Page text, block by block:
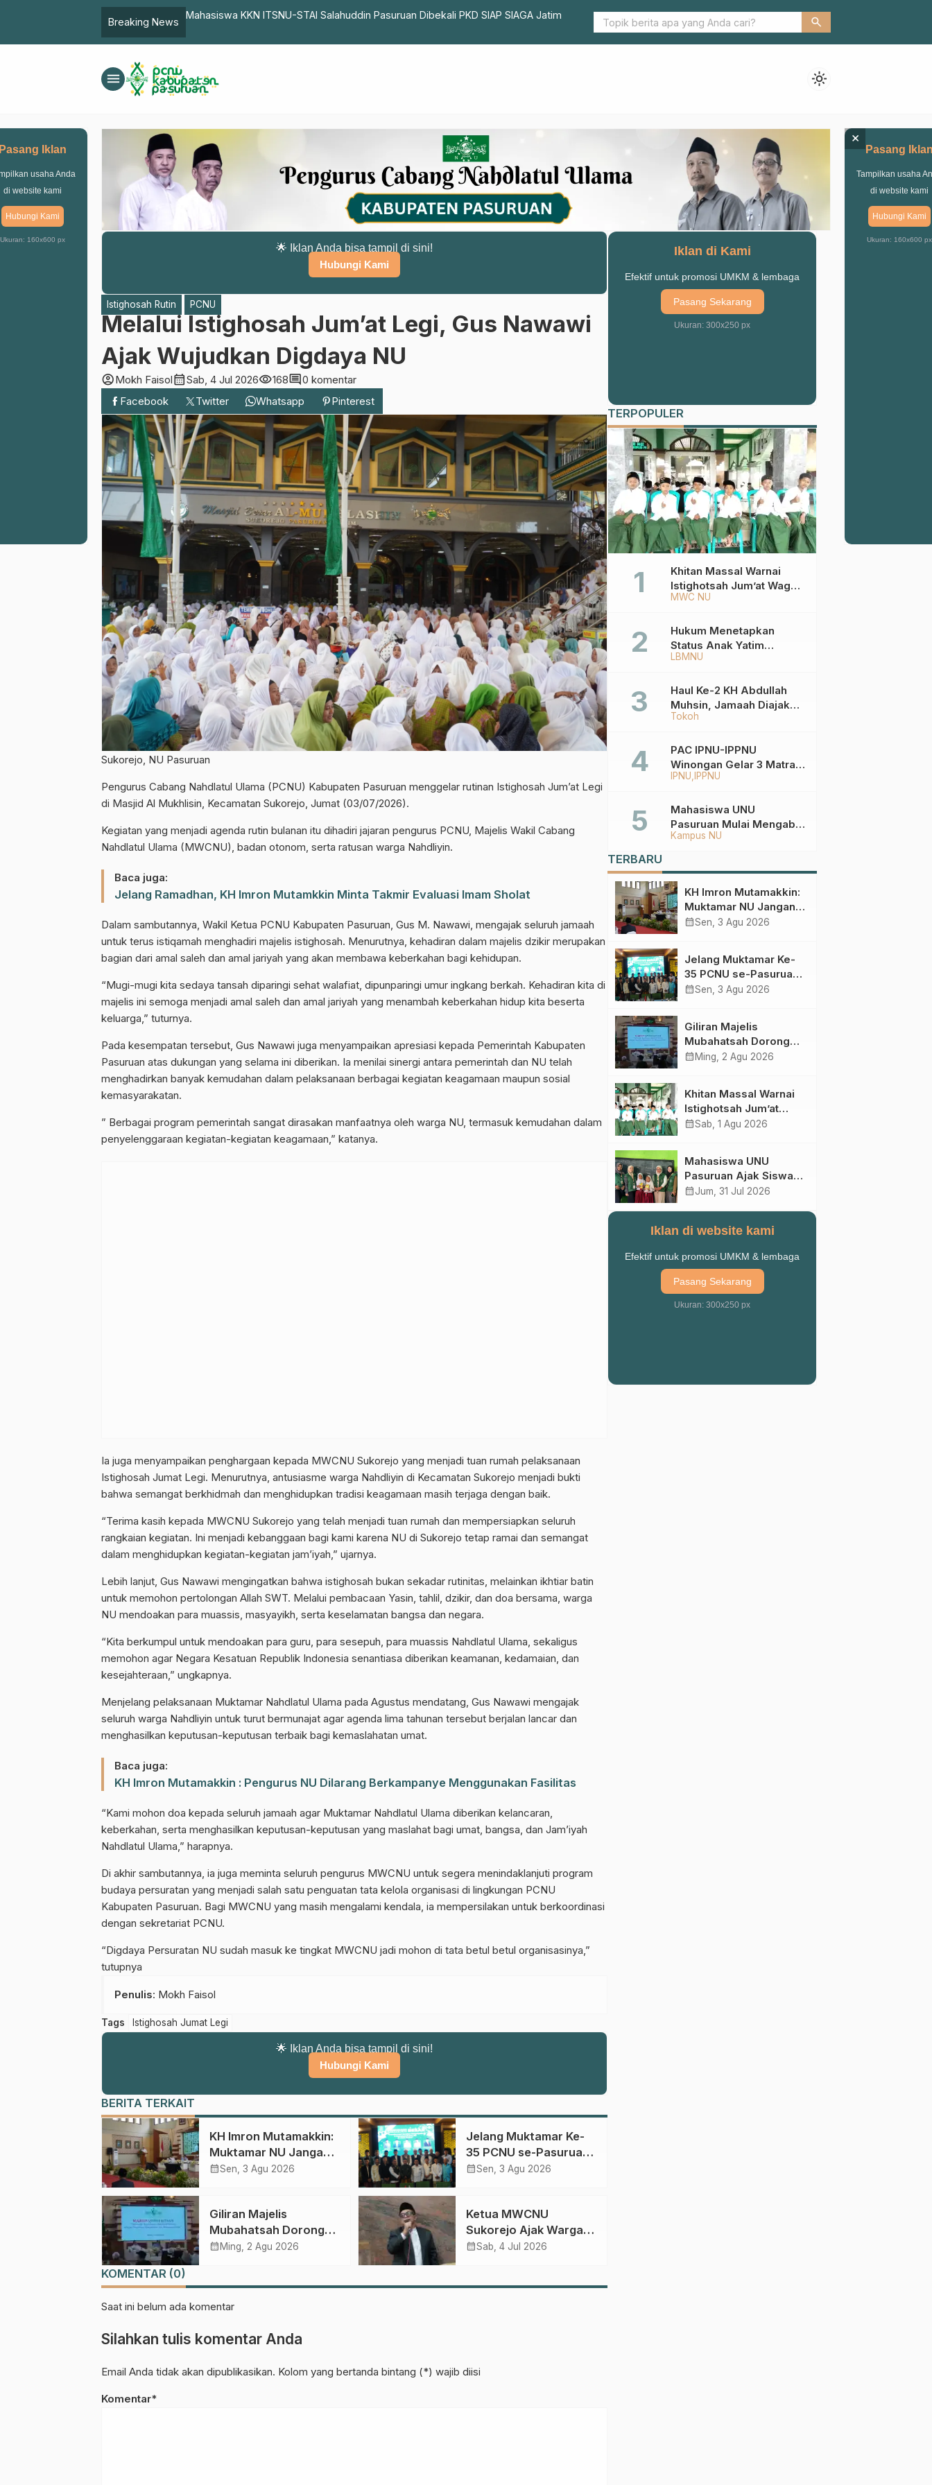
Breaking News
Mahasiswa KKN ITSNU-STAI Salahuddin Pasuruan Dibekali PKD SIAP SIAGA Jatim Pendataan Aset NU, LWPNU Pasuruan Gelar MoU Hingga Pendirian LWP
search
menu light_mode
🌟 Iklan Anda bisa tampil di sini!
Hubungi Kami
Istighosah Rutin PCNU
Melalui Istighosah Jum’at Legi, Gus Nawawi
Ajak Wujudkan Digdaya NU
account_circleMokh Faisolcalendar_monthSab, 4 Jul 2026visibility168comment0 komentar
Facebook
Twitter Whatsapp Pinterest
Sukorejo, NU Pasuruan
Pengurus Cabang Nahdlatul Ulama (PCNU) Kabupaten Pasuruan menggelar rutinan Istighosah Jum’at Legi
di Masjid Al Mukhlisin, Kecamatan Sukorejo, Jumat (03/07/2026).
Kegiatan yang menjadi agenda rutin bulanan itu dihadiri jajaran pengurus PCNU, Majelis Wakil Cabang
Nahdlatul Ulama (MWCNU), badan otonom, serta ratusan warga Nahdliyin.
Baca juga:
Jelang Ramadhan, KH Imron Mutamkkin Minta Takmir Evaluasi Imam Sholat
Dalam sambutannya, Wakil Ketua PCNU Kabupaten Pasuruan, Gus M. Nawawi, mengajak seluruh jamaah
untuk terus istiqamah menghadiri majelis istighosah. Menurutnya, kehadiran dalam majelis dzikir merupakan
bagian dari amal saleh dan amal jariyah yang akan membawa keberkahan bagi kehidupan.
“Mugi-mugi kita sedaya tansah diparingi sehat walafiat, dipunparingi umur ingkang berkah. Kehadiran kita di
majelis ini semoga menjadi amal saleh dan amal jariyah yang menambah keberkahan hidup kita beserta
keluarga,” tuturnya.
Pada kesempatan tersebut, Gus Nawawi juga menyampaikan apresiasi kepada Pemerintah Kabupaten
Pasuruan atas dukungan yang selama ini diberikan. Ia menilai sinergi antara pemerintah dan NU telah
menghadirkan banyak kemudahan dalam pelaksanaan berbagai kegiatan keagamaan maupun sosial
kemasyarakatan.
” Berbagai program pemerintah sangat dirasakan manfaatnya oleh warga NU, termasuk kemudahan dalam
penyelenggaraan kegiatan-kegiatan keagamaan,” katanya.
Gabung Channel WhatsApp NU Pasuruan
Dapatkan info kegiatan, kajian, dan berita terbaru langsung dari sumber resmi NU Pasuruan.
Join Sekarang
Ia juga menyampaikan penghargaan kepada MWCNU Sukorejo yang menjadi tuan rumah pelaksanaan
Istighosah Jumat Legi. Menurutnya, antusiasme warga Nahdliyin di Kecamatan Sukorejo menjadi bukti
bahwa semangat berkhidmah dan menghidupkan tradisi keagamaan masih terjaga dengan baik.
“Terima kasih kepada MWCNU Sukorejo yang telah menjadi tuan rumah dan mempersiapkan seluruh
rangkaian kegiatan. Ini menjadi kebanggaan bagi kami karena NU di Sukorejo tetap ramai dan semangat
dalam menghidupkan kegiatan-kegiatan jam’iyah,” ujarnya.
Lebih lanjut, Gus Nawawi mengingatkan bahwa istighosah bukan sekadar rutinitas, melainkan ikhtiar batin
untuk memohon pertolongan Allah SWT. Melalui pembacaan Yasin, tahlil, dzikir, dan doa bersama, warga
NU mendoakan para muassis, masyayikh, serta keselamatan bangsa dan negara.
“Kita berkumpul untuk mendoakan para guru, para sesepuh, para muassis Nahdlatul Ulama, sekaligus
memohon agar Negara Kesatuan Republik Indonesia senantiasa diberikan keamanan, kedamaian, dan
kesejahteraan,” ungkapnya.
Menjelang pelaksanaan Muktamar Nahdlatul Ulama pada Agustus mendatang, Gus Nawawi mengajak
seluruh warga Nahdliyin untuk turut bermunajat agar agenda lima tahunan tersebut berjalan lancar dan
menghasilkan keputusan-keputusan terbaik bagi kemaslahatan umat.
Baca juga:
KH Imron Mutamakkin : Pengurus NU Dilarang Berkampanye Menggunakan Fasilitas
“Kami mohon doa kepada seluruh jamaah agar Muktamar Nahdlatul Ulama diberikan kelancaran,
keberkahan, serta menghasilkan keputusan-keputusan yang maslahat bagi umat, bangsa, dan Jam’iyah
Nahdlatul Ulama,” harapnya.
Di akhir sambutannya, ia juga meminta seluruh pengurus MWCNU untuk segera menindaklanjuti program
budaya persuratan yang menjadi salah satu penguatan tata kelola organisasi di lingkungan PCNU
Kabupaten Pasuruan. Bagi MWCNU yang masih mengalami kendala, ia mempersilakan untuk berkoordinasi
dengan sekretariat PCNU.
“Digdaya Persuratan NU sudah masuk ke tingkat MWCNU jadi mohon di tata betul betul organisasinya,”
tutupnya
Penulis: Mokh Faisol
Tags Istighosah Jumat Legi
🌟 Iklan Anda bisa tampil di sini!
Hubungi Kami
BERITA TERKAIT
KH Imron Mutamakkin:
Muktamar NU Jangan
Terjebak pada
calendar_monthSen, 3 Agu 2026
Jelang Muktamar Ke-
35 PCNU se-Pasuruan
Raya Rumuskan
Abad Kedua
calendar_monthSen, 3 Agu 2026
Giliran Majelis
Mubahatsah Dorong
Gagasan Pelembagaan
calendar_month Ming, 2 Agu 2026
Ketua MWCNU
Sukorejo Ajak Warga
NU Sukseskan
calendar_monthSab, 4 Jul 2026
KOMENTAR (0)
Saat ini belum ada komentar
Silahkan tulis komentar Anda
Email Anda tidak akan dipublikasikan. Kolom yang bertanda bintang (*) wajib diisi
Komentar*
Iklan di Kami
Efektif untuk promosi UMKM & lembaga
Pasang Sekarang
Ukuran: 300x250 px
TERPOPULER
MWC NU
Khitan Massal Warnai
Istighotsah Jum’at Wage
MWCNU Sukorejo
LBMNU
Hukum Menetapkan
Status Anak Yatim
Berdasarkan KK,
Ketentuannya?
Tokoh
Haul Ke-2 KH Abdullah
Muhsin, Jamaah Diajak
Meneladani
IPNU IPPNU
PAC IPNU-IPPNU
Winongan Gelar 3 Matra
di MA Ma’arif An-Nur
Kampus NU
Mahasiswa UNU
Pasuruan Mulai Mengabdi
di Wonokerto dan Oro-
TERBARU
KH Imron Mutamakkin:
Muktamar NU Jangan
Terjebak pada
calendar_monthSen, 3 Agu 2026
Jelang Muktamar Ke-
35 PCNU se-Pasuruan
Raya Rumuskan
Abad Kedua
calendar_monthSen, 3 Agu 2026
Giliran Majelis
Mubahatsah Dorong
Gagasan Pelembagaan
calendar_month Ming, 2 Agu 2026
Khitan Massal Warnai
Istighotsah Jum’at
Wage MWCNU
calendar_monthSab, 1 Agu 2026
Mahasiswa UNU
Pasuruan Ajak Siswa
SD Al Maksum
calendar_monthJum, 31 Jul 2026
Iklan di website kami
Efektif untuk promosi UMKM & lembaga
Pasang Sekarang
Ukuran: 300x250 px
Iklan
usaha Anda
di website kami
Hubungi Kami
Ukuran: 160x600 px
Pasang
Tampilkan usaha
di website kami
Hubungi Kami
Ukuran: 160x600 px
×